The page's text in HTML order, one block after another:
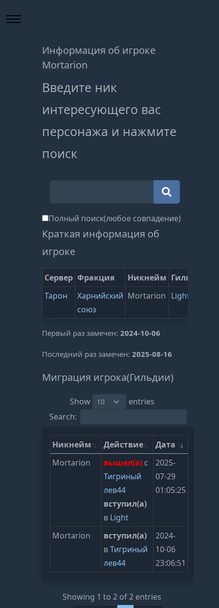
Информация об игроке
Mortarion
Введите ник
интересующего вас
персонажа и нажмите
поиск
Полный поиск(любое совпадение)
Краткая информация об
игроке
Сервер Фракция Никнейм Гильдия
Тарон
Харнийский
союз
Mortarion Light
Первый раз замечен:2024-10-06
Последний раз замечен:2025-08-16
Миграция игрока(Гильдии)
Show
entries
Search:
Никнейм Действие
Дата
Mortarion
вышел(а) с
Тигриный
лев44
вступил(а)
в Light
2025-
07-29
01:05:25
Mortarion
вступил(а)
вТигриный
лев44
2024-
10-06
23:06:51
Showing 1 to 2 of 2 entries